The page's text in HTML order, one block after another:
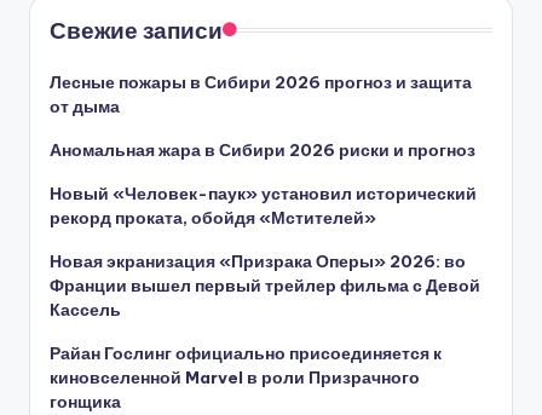
Свежие записи
Лесные пожары в Сибири 2026 прогноз и защита
от дыма
Аномальная жара в Сибири 2026 риски и прогноз
Новый «Человек-паук» установил исторический
рекорд проката, обойдя «Мстителей»
Новая экранизация «Призрака Оперы» 2026: во
Франции вышел первый трейлер фильма с Девой
Кассель
Райан Гослинг официально присоединяется к
киновселенной Marvel в роли Призрачного
гонщика